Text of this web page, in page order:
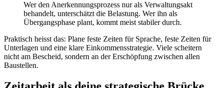
Wer den Anerkennungsprozess nur als Verwaltungsakt
behandelt, unterschätzt die Belastung. Wer ihn als
Übergangsphase plant, kommt meist stabiler durch.
Praktisch heisst das: Plane feste Zeiten für Sprache, feste Zeiten für
Unterlagen und eine klare Einkommensstrategie. Viele scheitern
nicht am Bescheid, sondern an der Erschöpfung zwischen allen
Baustellen.